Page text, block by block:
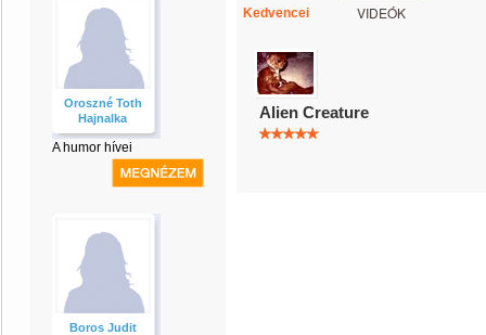
Oroszné Toth
Hajnalka
A humor hívei
Boros Judit
Kedvencei VIDEÓK
Alien Creature